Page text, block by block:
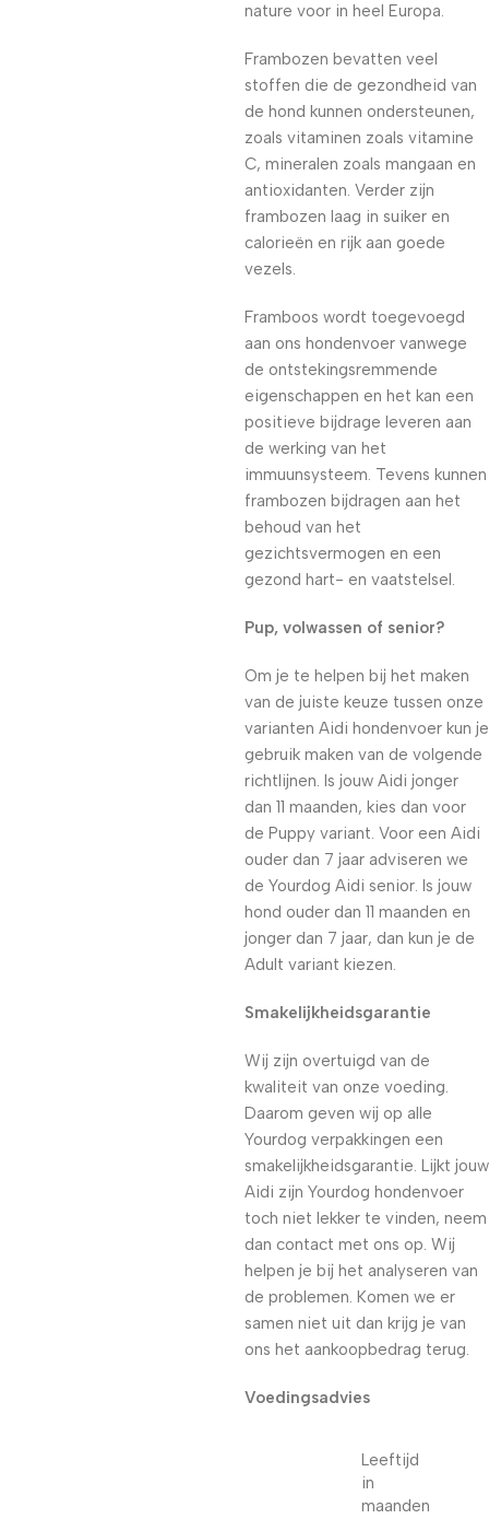
nature voor in heel Europa.
Frambozen bevatten veel
stoffen die de gezondheid van
de hond kunnen ondersteunen,
zoals vitaminen zoals vitamine
C, mineralen zoals mangaan en
antioxidanten. Verder zijn
frambozen laag in suiker en
calorieën en rijk aan goede
vezels.
Framboos wordt toegevoegd
aan ons hondenvoer vanwege
de ontstekingsremmende
eigenschappen en het kan een
positieve bijdrage leveren aan
de werking van het
immuunsysteem. Tevens kunnen
frambozen bijdragen aan het
behoud van het
gezichtsvermogen en een
gezond hart- en vaatstelsel.
Pup, volwassen of senior?
Om je te helpen bij het maken
van de juiste keuze tussen onze
varianten Aidi hondenvoer kun je
gebruik maken van de volgende
richtlijnen. Is jouw Aidi jonger
dan 11 maanden, kies dan voor
de Puppy variant. Voor een Aidi
ouder dan 7 jaar adviseren we
de Yourdog Aidi senior. Is jouw
hond ouder dan 11 maanden en
jonger dan 7 jaar, dan kun je de
Adult variant kiezen.
Smakelijkheidsgarantie
Wij zijn overtuigd van de
kwaliteit van onze voeding.
Daarom geven wij op alle
Yourdog verpakkingen een
smakelijkheidsgarantie. Lijkt jouw
Aidi zijn Yourdog hondenvoer
toch niet lekker te vinden, neem
dan contact met ons op. Wij
helpen je bij het analyseren van
de problemen. Komen we er
samen niet uit dan krijg je van
ons het aankoopbedrag terug.
Voedingsadvies
Leeftijd
in
maanden